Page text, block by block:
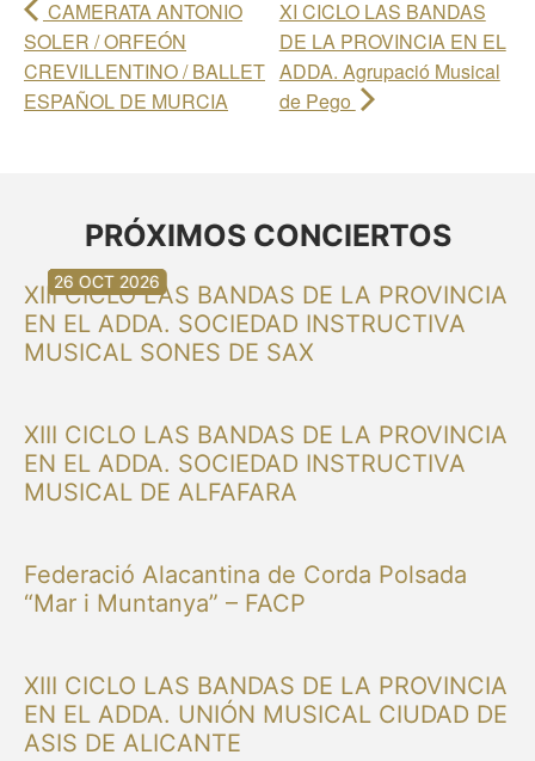
CAMERATA ANTONIO
SOLER / ORFEÓN
CREVILLENTINO / BALLET
ESPAÑOL DE MURCIA
XI CICLO LAS BANDAS
DE LA PROVINCIA EN EL
ADDA. Agrupació Musical
de Pego
PRÓXIMOS CONCIERTOS
XIII CICLO LAS BANDAS DE LA PROVINCIA
EN EL ADDA. SOCIEDAD INSTRUCTIVA
MUSICAL SONES DE SAX
30 AUG 2026
XIII CICLO LAS BANDAS DE LA PROVINCIA
EN EL ADDA. SOCIEDAD INSTRUCTIVA
MUSICAL DE ALFAFARA
30 AUG 2026
Federació Alacantina de Corda Polsada
“Mar i Muntanya” – FACP
13 SEP 2026
XIII CICLO LAS BANDAS DE LA PROVINCIA
EN EL ADDA. UNIÓN MUSICAL CIUDAD DE
ASIS DE ALICANTE
20 SEP 2026
20 SEP 2026
26 SEP 2026
03 OCT 2026
16 OCT 2026
26 OCT 2026